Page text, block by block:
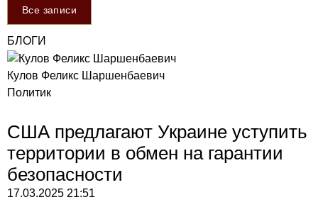
Все записи
БЛОГИ
Кулов Феликс Шаршенбаевич
Политик
США предлагают Украине уступить
территории в обмен на гарантии
безопасности
17.03.2025 21:51